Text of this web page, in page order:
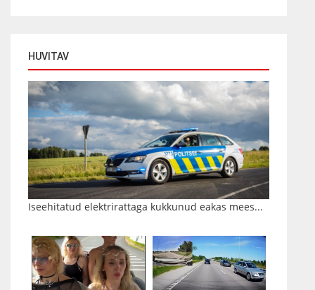
HUVITAV
Iseehitatud elektrirattaga kukkunud eakas mees...